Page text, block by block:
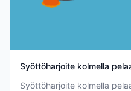
Syöttöharjoite kolmella
Syöttöharjoite kolmella